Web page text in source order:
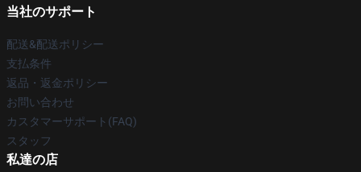
当社のサポート
配送&配送ポリシー
支払条件
返品・返金ポリシー
お問い合わせ
カスタマーサポート(FAQ)
スタッフ
私達の店